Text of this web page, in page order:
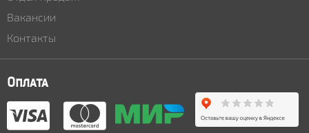
Вакансии
Контакты
Оплата